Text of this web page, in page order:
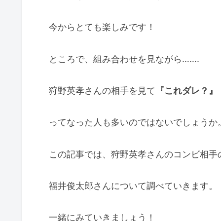
今からとても楽しみです！
ところで、組み合わせを見ながら…….
狩野英孝さんの相手を見て 『これダレ？』
ってなった人も多いのではないでしょうか
この記事では、狩野英孝さんのコンビ相手
福井俊太郎さんについて調べていきます。
一緒にみていきましょう！